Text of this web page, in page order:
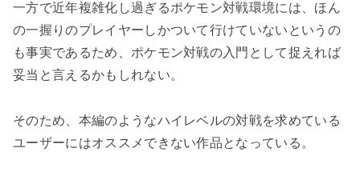
一方で近年複雑化し過ぎるポケモン対戦環境には、ほん
の一握りのプレイヤーしかついて行けていないというの
も事実であるため、ポケモン対戦の入門として捉えれば
妥当と言えるかもしれない。
そのため、本編のようなハイレベルの対戦を求めている
ユーザーにはオススメできない作品となっている。